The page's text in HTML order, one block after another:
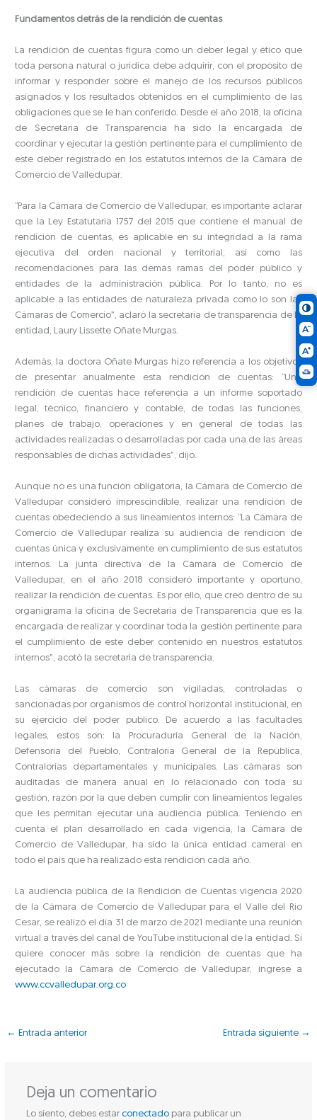
Fundamentos detrás de la rendición de cuentas
La rendición de cuentas figura como un deber legal y ético que
toda persona natural o jurídica debe adquirir, con el propósito de
informar y responder sobre el manejo de los recursos públicos
asignados y los resultados obtenidos en el cumplimiento de las
obligaciones que se le han conferido. Desde el año 2018, la oficina
de Secretaría de Transparencia ha sido la encargada de
coordinar y ejecutar la gestión pertinente para el cumplimiento de
este deber registrado en los estatutos internos de la Cámara de
Comercio de Valledupar.
“Para la Cámara de Comercio de Valledupar, es importante aclarar
que la Ley Estatutaria 1757 del 2015 que contiene el manual de
rendición de cuentas, es aplicable en su integridad a la rama
ejecutiva del orden nacional y territorial, así como las
recomendaciones para las demás ramas del poder público y
entidades de la administración pública. Por lo tanto, no es
aplicable a las entidades de naturaleza privada como lo son las
Cámaras de Comercio”, aclaró la secretaria de transparencia de la
entidad, Laury Lissette Oñate Murgas.
Además, la doctora Oñate Murgas hizo referencia a los objetivos
de presentar anualmente esta rendición de cuentas: “Una
rendición de cuentas hace referencia a un informe soportado
legal, técnico, financiero y contable, de todas las funciones,
planes de trabajo, operaciones y en general de todas las
actividades realizadas o desarrolladas por cada una de las áreas
responsables de dichas actividades”, dijo.
Aunque no es una función obligatoria, la Cámara de Comercio de
Valledupar consideró imprescindible, realizar una rendición de
cuentas obedeciendo a sus lineamientos internos: “La Cámara de
Comercio de Valledupar realiza su audiencia de rendición de
cuentas única y exclusivamente en cumplimiento de sus estatutos
internos. La junta directiva de la Cámara de Comercio de
Valledupar, en el año 2018 consideró importante y oportuno,
realizar la rendición de cuentas. Es por ello, que creó dentro de su
organigrama la oficina de Secretaría de Transparencia que es la
encargada de realizar y coordinar toda la gestión pertinente para
el cumplimiento de este deber contenido en nuestros estatutos
internos”, acotó la secretaria de transparencia.
Las cámaras de comercio son vigiladas, controladas o
sancionadas por organismos de control horizontal institucional, en
su ejercicio del poder público. De acuerdo a las facultades
legales, estos son: la Procuraduría General de la Nación,
Defensoría del Pueblo, Contraloría General de la República,
Contralorías departamentales y municipales. Las cámaras son
auditadas de manera anual en lo relacionado con toda su
gestión, razón por la que deben cumplir con lineamientos legales
que les permitan ejecutar una audiencia pública. Teniendo en
cuenta el plan desarrollado en cada vigencia, la Cámara de
Comercio de Valledupar, ha sido la única entidad cameral en
todo el país que ha realizado esta rendición cada año.
La audiencia pública de la Rendición de Cuentas vigencia 2020
de la Cámara de Comercio de Valledupar para el Valle del Río
Cesar, se realizó el día 31 de marzo de 2021 mediante una reunión
virtual a través del canal de YouTube institucional de la entidad. Si
quiere conocer más sobre la rendición de cuentas que ha
ejecutado la Cámara de Comercio de Valledupar, ingrese a
www.ccvalledupar.org.co
← Entrada anterior Entrada siguiente →
Deja un comentario
Lo siento, debes estar conectadopara publicar un